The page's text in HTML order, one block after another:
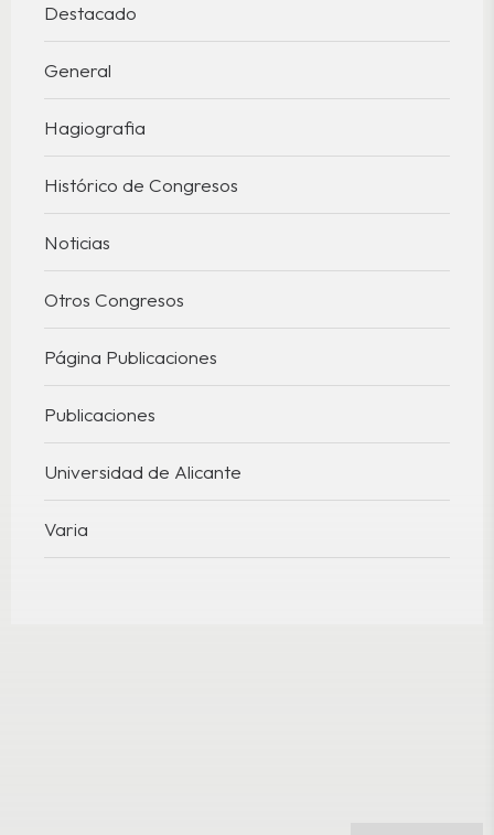
Destacado
General
Hagiografia
Histórico de Congresos
Noticias
Otros Congresos
Página Publicaciones
Publicaciones
Universidad de Alicante
Varia